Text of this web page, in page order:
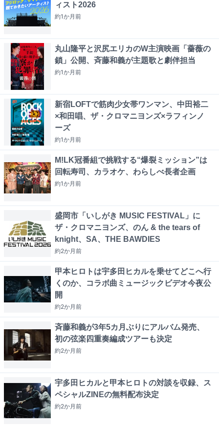
ィスト2026
約1か月前
丸山隆平と沢尻エリカのW主演映画「薔薇の
鎖」公開、斉藤和義が主題歌と劇伴担当
約1か月前
新宿LOFTで筋肉少女帯ワンマン、中田裕二
×和田唱、ザ・クロマニヨンズ×ラフィンノ
ーズ
約1か月前
M!LK冠番組で挑戦する“爆裂ミッション”は
回転寿司、カラオケ、わらしべ長者企画
約1か月前
盛岡市「いしがき MUSIC FESTIVAL」に
ザ・クロマニヨンズ、のん & the tears of
knight、SA、THE BAWDIES
約2か月前
甲本ヒロトは宇多田ヒカルを乗せてどこへ行
くのか、コラボ曲ミュージックビデオ今夜公
開
約2か月前
斉藤和義が3年5カ月ぶりにアルバム発売、
初の弦楽四重奏編成ツアーも決定
約2か月前
宇多田ヒカルと甲本ヒロトの対談を収録、ス
ペシャルZINEの無料配布決定
約2か月前